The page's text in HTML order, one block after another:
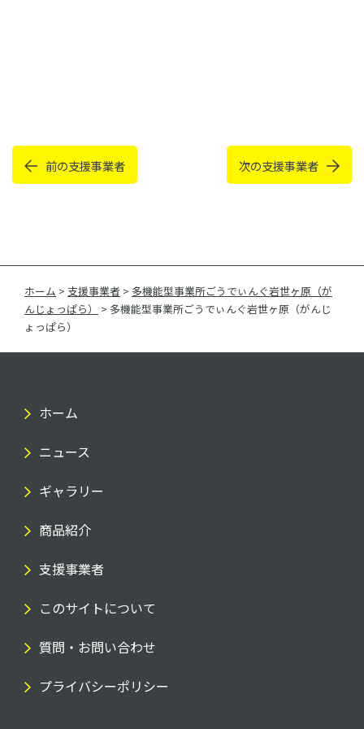
前の支援事業者 次の支援事業者
ホーム > 支援事業者 > 多機能型事業所ごうでぃんぐ岩世ヶ原（が
んじょっぱら）
> 多機能型事業所ごうでぃんぐ岩世ヶ原（がんじ
ょっぱら）
ホーム
ニュース
ギャラリー
商品紹介
支援事業者
このサイトについて
質問・お問い合わせ
プライバシーポリシー